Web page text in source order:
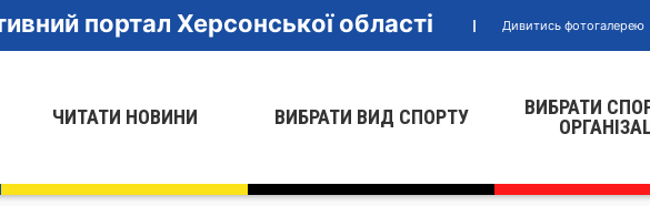
портал Херсонської області Дивитись фотогалерею
ЧИТАТИ НОВИНИ ВИБРАТИ ВИД СПОРТУ
ВИБРАТИ